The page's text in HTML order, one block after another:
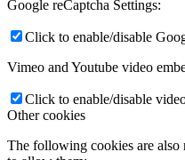
Google reCaptcha Settings:
Click to enable/disable
Vimeo and Youtube video
Click to enable/disable
Other cookies
The following cookies are also